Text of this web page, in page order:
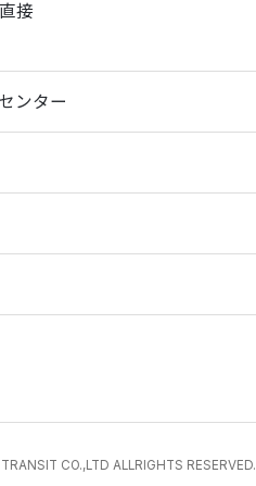
接
ンター
CO.,LTD ALLRIGHTS RESERVED.